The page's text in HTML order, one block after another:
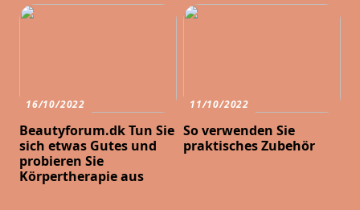
16/10/2022
Beautyforum.dk Tun Sie
sich etwas Gutes und
probieren Sie
Körpertherapie aus
11/10/2022
So verwenden Sie
praktisches Zubehör